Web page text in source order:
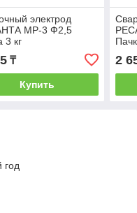
электрод
МР-3 Ф2,5
3 кг
₸
Купить
2
год